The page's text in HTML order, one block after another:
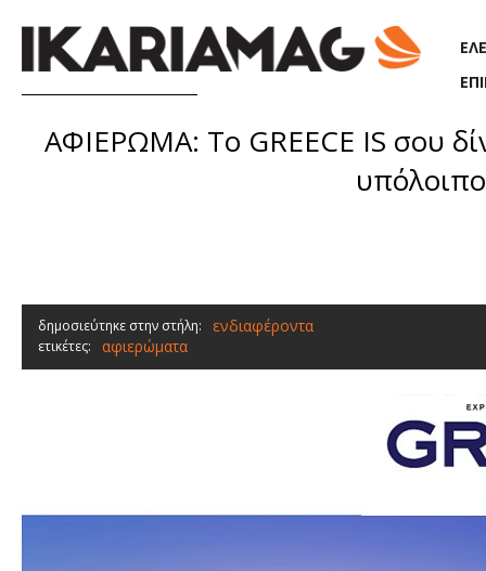
ΑΦΙΕΡΩΜΑ: Το GREECE IS σου
δημοσιεύτηκε στην στήλη: ενδιαφέροντα
ετικέτες: αφιερώματα